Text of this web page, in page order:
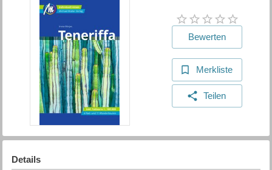
Bewerten
Merkliste
Teilen
Details